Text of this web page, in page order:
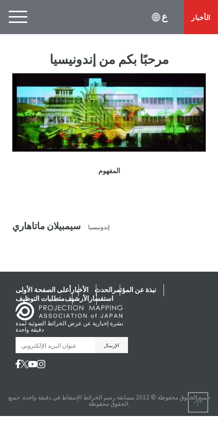
ع الأخبار
مرحبًا بكم من إندونيسيا
المفهوم
سيمبيلان ماتاهاري إندونيسيا
أعلى الصفحة الأولى الأخبار الحدث نبذة عن المؤتمر
متطلبات التوظيفالأرشيف استفسار
نشرة إخبارية عن عرض الخرائط الضوئية لمدة
دقيقة واحدة
جميع الحقوق محفوظة © 2012 مسابقة رسم الخرائط الإسقاط في دقيقة واحدة. جميع
الحقوق محفوظة.